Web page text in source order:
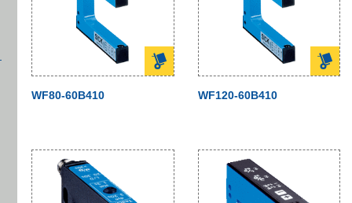
WF80-60B410 WF120-60B410